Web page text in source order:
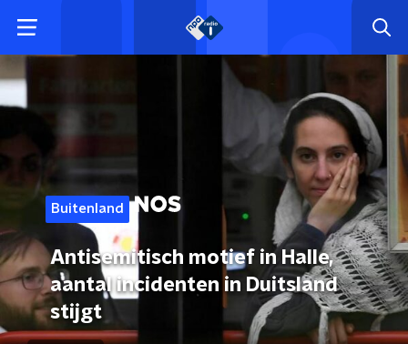
Buitenland
Antisemitisch motief in Halle,
aantal incidenten in Duitsland
stijgt